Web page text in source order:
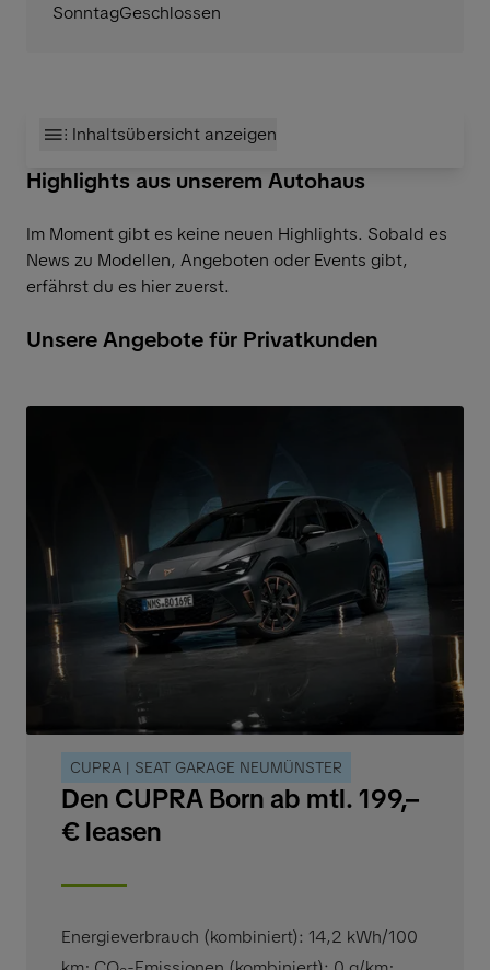
SonntagGeschlossen
Inhaltsübersicht anzeigen
Highlights aus unserem Autohaus
Im Moment gibt es keine neuen Highlights. Sobald es
News zu Modellen, Angeboten oder Events gibt,
erfährst du es hier zuerst.
Unsere Angebote für Privatkunden
CUPRA | SEAT GARAGE NEUMÜNSTER
Den CUPRA Born ab mtl. 199,–
€ leasen
Energieverbrauch (kombiniert): 14,2 kWh/100